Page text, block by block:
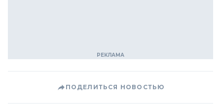
ПОДЕЛИТЬСЯ НОВОСТЬЮ